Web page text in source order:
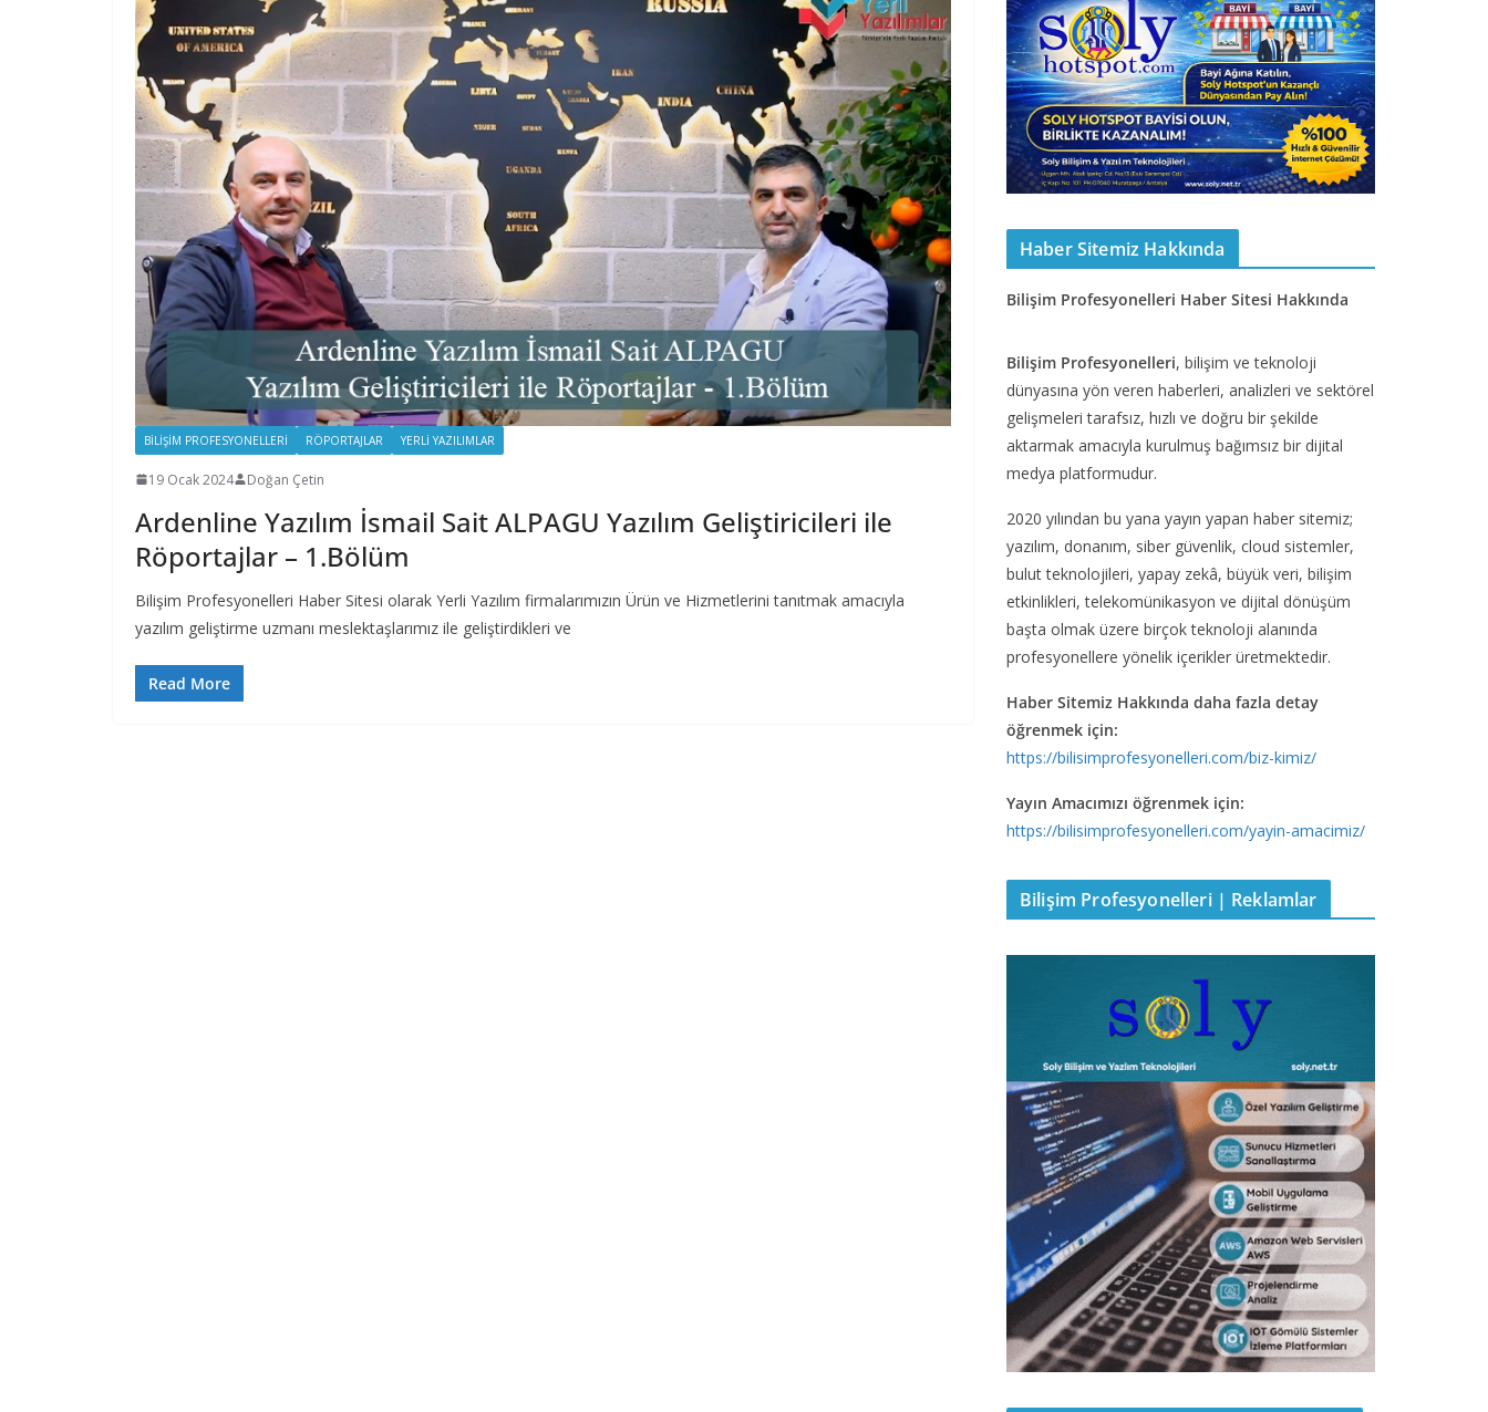
BILIŞIM PROFESYONELLERI RÖPORTAJLAR YERLI YAZILIMLAR
19 Ocak 2024 Doğan Çetin
Ardenline Yazılım İsmail Sait ALPAGU Yazılım Geliştiricileri ile
Röportajlar – 1.Bölüm
Bilişim Profesyonelleri Haber Sitesi olarak Yerli Yazılım firmalarımızın Ürün ve Hizmetlerini tanıtmak amacıyla
yazılım geliştirme uzmanı meslektaşlarımız ile geliştirdikleri ve
Read More
Haber Sitemiz Hakkında
Bilişim Profesyonelleri Haber Sitesi Hakkında
Bilişim Profesyonelleri, bilişim ve teknoloji
dünyasına yön veren haberleri, analizleri ve sektörel
gelişmeleri tarafsız, hızlı ve doğru bir şekilde
aktarmak amacıyla kurulmuş bağımsız bir dijital
medya platformudur.
2020 yılından bu yana yayın yapan haber sitemiz;
yazılım, donanım, siber güvenlik, cloud sistemler,
bulut teknolojileri, yapay zekâ, büyük veri, bilişim
etkinlikleri, telekomünikasyon ve dijital dönüşüm
başta olmak üzere birçok teknoloji alanında
profesyonellere yönelik içerikler üretmektedir.
Haber Sitemiz Hakkında daha fazla detay
öğrenmek için:
https://bilisimprofesyonelleri.com/biz-kimiz/
Yayın Amacımızı öğrenmek için:
https://bilisimprofesyonelleri.com/yayin-amacimiz/
Bilişim Profesyonelleri | Reklamlar